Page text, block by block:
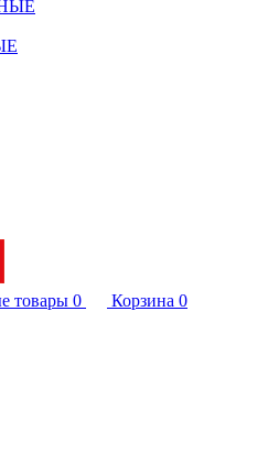
товары 0 Корзина 0